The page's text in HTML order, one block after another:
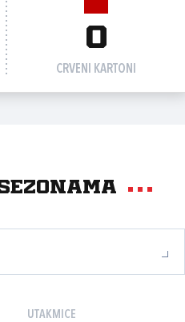
0
CRVENI KARTONI
UTAKMICE